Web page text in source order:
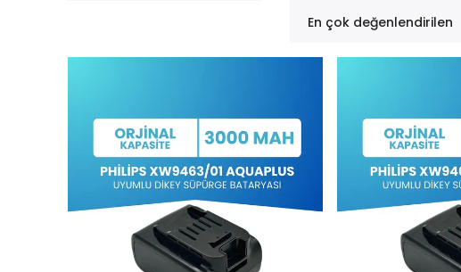
En çok değenlendirilen